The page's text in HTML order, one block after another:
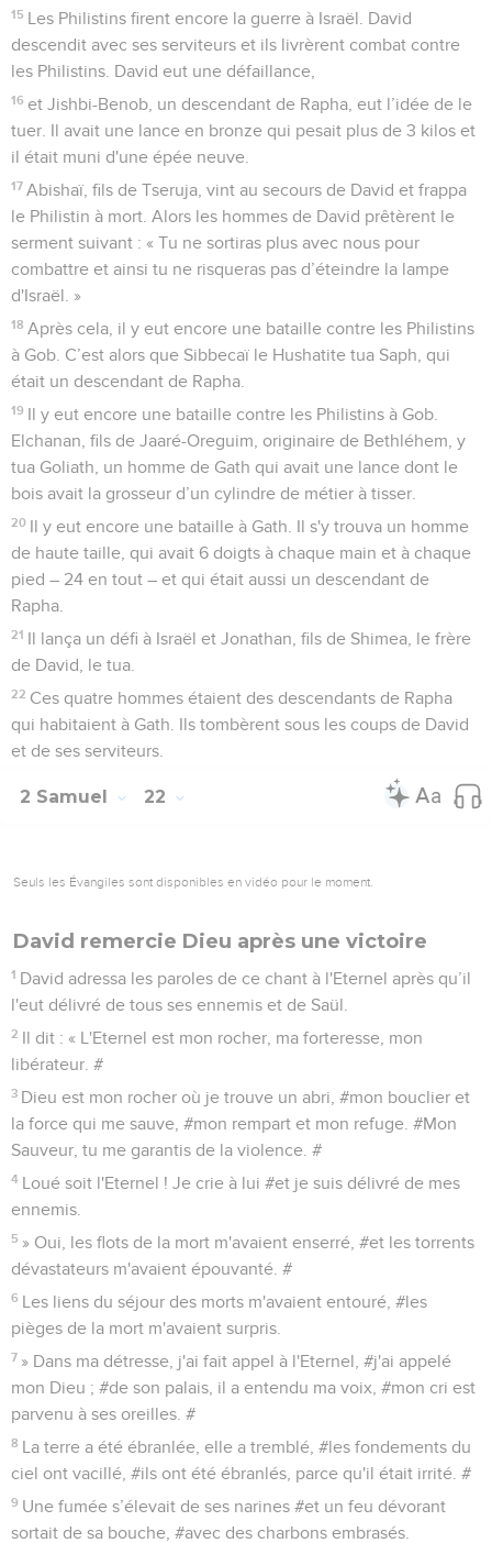
15 Les Philistins firent encore la guerre à Israël. David
descendit avec ses serviteurs et ils livrèrent combat contre
les Philistins. David eut une défaillance,
16 et Jishbi-Benob, un descendant de Rapha, eut l’idée de le
tuer. Il avait une lance en bronze qui pesait plus de 3 kilos et
il était muni d'une épée neuve.
17 Abishaï, fils de Tseruja, vint au secours de David et frappa
le Philistin à mort. Alors les hommes de David prêtèrent le
serment suivant : « Tu ne sortiras plus avec nous pour
combattre et ainsi tu ne risqueras pas d’éteindre la lampe
d'Israël. »
18 Après cela, il y eut encore une bataille contre les Philistins
à Gob. C’est alors que Sibbecaï le Hushatite tua Saph, qui
était un descendant de Rapha.
19 Il y eut encore une bataille contre les Philistins à Gob.
Elchanan, fils de Jaaré-Oreguim, originaire de Bethléhem, y
tua Goliath, un homme de Gath qui avait une lance dont le
bois avait la grosseur d’un cylindre de métier à tisser.
20 Il y eut encore une bataille à Gath. Il s'y trouva un homme
de haute taille, qui avait 6 doigts à chaque main et à chaque
pied – 24 en tout – et qui était aussi un descendant de
Rapha.
21 Il lança un défi à Israël et Jonathan, fils de Shimea, le frère
de David, le tua.
22 Ces quatre hommes étaient des descendants de Rapha
qui habitaient à Gath. Ils tombèrent sous les coups de David
et de ses serviteurs.
2 Samuel 22
Seuls les Évangiles sont disponibles en vidéo pour le moment.
David remercie Dieu après une victoire
1 David adressa les paroles de ce chant à l'Eternel après qu’il
l'eut délivré de tous ses ennemis et de Saül.
2 Il dit : « L'Eternel est mon rocher, ma forteresse, mon
libérateur. #
3 Dieu est mon rocher où je trouve un abri, #mon bouclier et
la force qui me sauve, #mon rempart et mon refuge. #Mon
Sauveur, tu me garantis de la violence. #
4 Loué soit l'Eternel ! Je crie à lui #et je suis délivré de mes
ennemis.
5 » Oui, les flots de la mort m'avaient enserré, #et les torrents
dévastateurs m'avaient épouvanté. #
6 Les liens du séjour des morts m'avaient entouré, #les
pièges de la mort m'avaient surpris.
7 » Dans ma détresse, j'ai fait appel à l'Eternel, #j'ai appelé
mon Dieu ; #de son palais, il a entendu ma voix, #mon cri est
parvenu à ses oreilles. #
8 La terre a été ébranlée, elle a tremblé, #les fondements du
ciel ont vacillé, #ils ont été ébranlés, parce qu'il était irrité. #
9 Une fumée s’élevait de ses narines #et un feu dévorant
sortait de sa bouche, #avec des charbons embrasés.